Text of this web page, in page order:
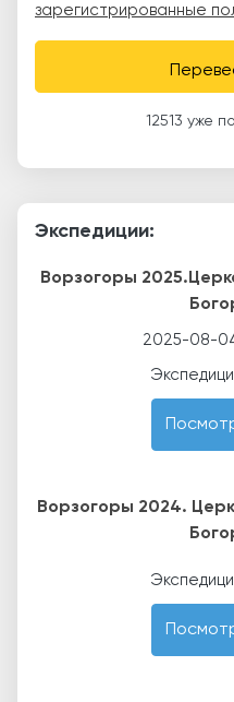
зарегистрированные
12513 уже
Экспедиции:
Ворзогоры
2025-08-
Ворзогоры 2024.